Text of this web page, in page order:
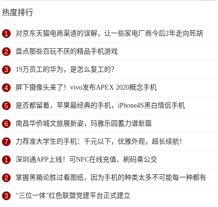
热度排行
1 对京东天猫电商渠道的误解，让一些家电厂商今后2年走向死胡
同
2 盘点那些百玩不厌的精品手机游戏
3 19万员工的华为，是怎么复工的？
4 屏下摄像头来了！vivo发布APEX 2020概念手机
5 是否都留着，苹果最经典的手机，iPhone4S黑白情侣手机
6 南昌华侨城文旅展新姿，玛雅乐园蓄力谱新篇
7 力荐准大学生的手机：千元以下，优雅外观，超长续航！
1 深圳通APP上线！可NFC在线充值、刷码乘公交
2 掌握黑箱论胜过看图纸，因为手机的种类太多不可能每一种都有
图纸
3 “三位一体”红色联盟党建平台正式建立